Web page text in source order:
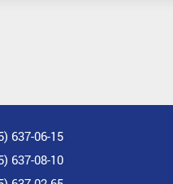
637-06-15
637-08-10